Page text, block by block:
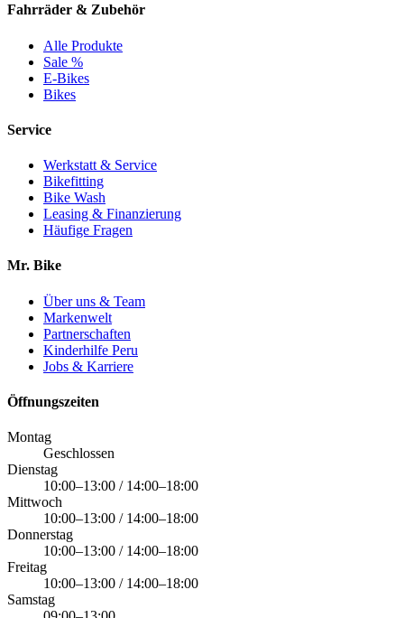
Fahrräder & Zubehör
Alle Produkte
Sale %
E-Bikes
Bikes
Service
Werkstatt & Service
Bikefitting
Bike Wash
Leasing & Finanzierung
Häufige Fragen
Mr. Bike
Über uns & Team
Markenwelt
Partnerschaften
Kinderhilfe Peru
Jobs & Karriere
Öffnungszeiten
Montag
Geschlossen
Dienstag
10:00–13:00 / 14:00–18:00
Mittwoch
10:00–13:00 / 14:00–18:00
Donnerstag
10:00–13:00 / 14:00–18:00
Freitag
10:00–13:00 / 14:00–18:00
Samstag